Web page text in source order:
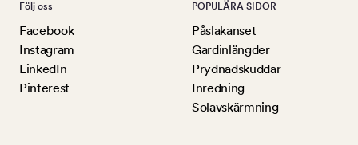
Följ oss
Facebook
Instagram
LinkedIn
Pinterest
POPULÄRA SIDOR
Påslakanset
Gardinlängder
Prydnadskuddar
Inredning
Solavskärmning